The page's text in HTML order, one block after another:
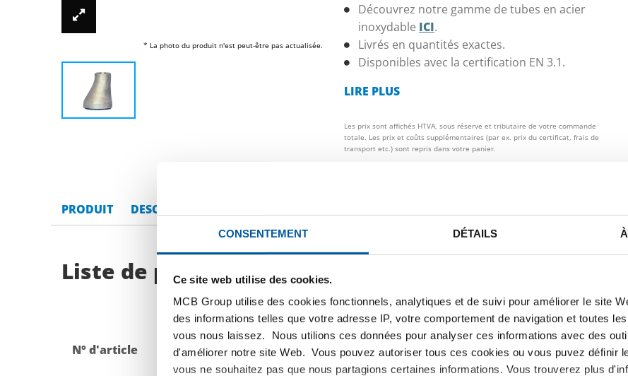
CONSENTEMENT DÉTAILS
Ce site web utilise des cookies.
MCB Group utilise des cookies fonctionnels, analytiques et de suivi pour améliorer le site
des informations telles que votre adresse IP, votre comportement de navigation et toutes
vous nous laissez. Nous utilions ces données pour analyser ces informations avec des
d'améliorer notre site Web. Vous pouvez autoriser tous ces cookies ou vous puvez définir
vous ne souhaitez pas que nous partagions certaines informations. Vous trouverez plus
* La photo du produit n'est peut-être pas actualisée.
Découvrez notre gamme de tubes en acier
inoxydable ICI.
Livrés en quantités exactes.
Disponibles avec la certification EN 3.1.
LIRE PLUS
Les prix sont affichés HTVA, sous réserve et tributaire de votre commande
totale. Les prix et coûts supplémentaires (par ex. prix du certificat, frais de
transport etc.) sont repris dans votre panier.
PRODUIT DESCRIPTION DU PRODUIT
Liste de prix bruts: 316L seamless excentric reducer
N° d'article Description